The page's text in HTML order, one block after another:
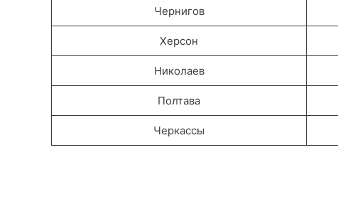
Чернигов
Херсон
Николаев
Полтава
Черкассы